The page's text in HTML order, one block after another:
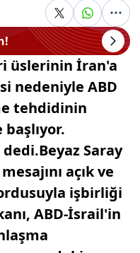
üslerinin İran'a
nedeniyle ABD
tehdidinin
Saray
açık ve
işbirliği
ABD-İsrail'in